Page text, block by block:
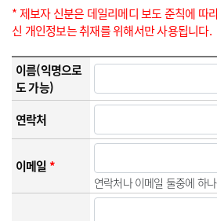
* 제보자 신분은 데일리메디 보도 준칙에 따
신 개인정보는 취재를 위해서만 사용됩니다.
이름(익명으로
도 가능)
연락처
이메일*
연락처나 이메일 둘중에 하